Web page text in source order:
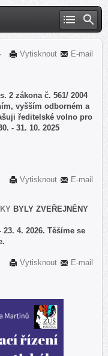
E-mail
Vytisknout
2 zákona č. 561/ 2004
vyšším odborném a
ředitelské volno pro
- 31. 10. 2025
E-mail
Vytisknout
BYLY ZVEŘEJNĚNY
4. 2026. Těšíme se
E-mail
Vytisknout